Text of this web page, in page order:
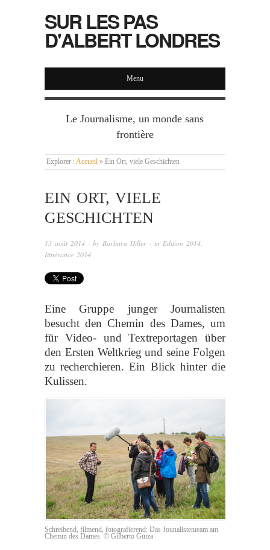
SUR LES PAS
D'ALBERT LONDRES
Menu
Le Journalisme, un monde sans
frontière
Explorer : Accueil » Ein Ort, viele Geschichten
EIN ORT, VIELE
GESCHICHTEN
13 août 2014 · by Barbara Hiller · in Edition 2014
Itinérance 2014
Eine Gruppe junger Journalisten
besucht den Chemin des Dames, um
für Video- und Textreportagen über
den Ersten Weltkrieg und seine Folgen
zu recherchieren. Ein Blick hinter die
Kulissen.
Schreibend, filmend, fotografierend: Das Jounalistenteam am
Chemin des Dames. © Gilberto Güiza